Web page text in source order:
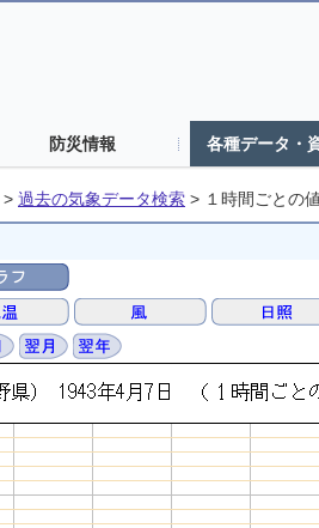
防災情報 各種データ・
> 過去の気象データ検索 > １時間ごとの